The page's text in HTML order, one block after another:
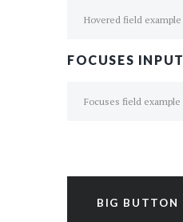
FOCUSES INPUT
BIG BUTTON